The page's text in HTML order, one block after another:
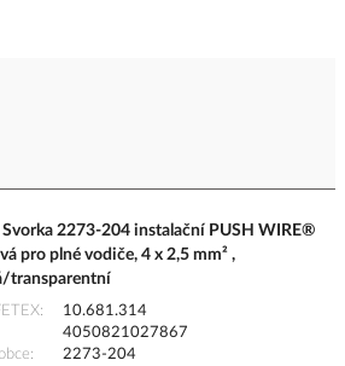
2273-204 instalační PUSH WIRE®
pro plné vodiče, 4 x 2,5 mm² ,
transparentní
10.681.314
4050821027867
2273-204